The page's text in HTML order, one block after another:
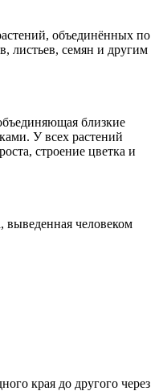
объединённых по
листьев, семян и другим
близкие
У всех растений
строение цветка и
выведенная человеком
края до другого через